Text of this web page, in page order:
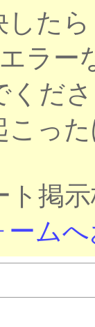
した
ラー
くだ
った
ト掲
ーム